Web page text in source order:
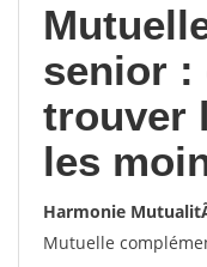
senior :
trouver
les
Harmonie
Mutuelle